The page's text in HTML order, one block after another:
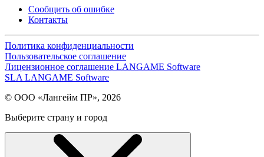
Сообщить об ошибке
Контакты
Политика конфиденциальности
Пользовательское соглашение
Лицензионное соглашение LANGAME Software
SLA LANGAME Software
© ООО «Лангейм ПР», 2026
Выберите страну и город